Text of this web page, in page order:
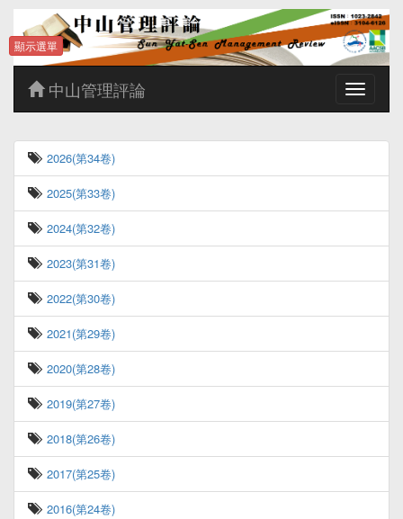
Toggle
中山管理評論
2026(第34卷)
2025(第33卷)
2024(第32卷)
2023(第31卷)
2022(第30卷)
2021(第29卷)
2020(第28卷)
2019(第27卷)
2018(第26卷)
2017(第25卷)
2016(第24卷)
顯示選單